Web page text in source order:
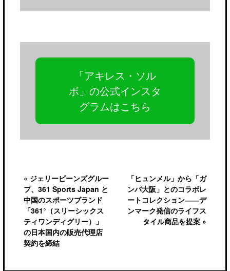
「アキレス・ソル
ボ」の公式インスタ
グラムはこちら
« ジェリービーンズグルー
プ、361 Sports Japan と
中国のスポーツブランド
「361°（スリーシックス
ティワンディグリー）」
の日本国内の販売代理店
契約を締結
「ヒュンメル」から「ガ
ンバ大阪」とのコラボレ
ートコレクション――デ
ンマーク発信のライフス
タイル商品を提案 »